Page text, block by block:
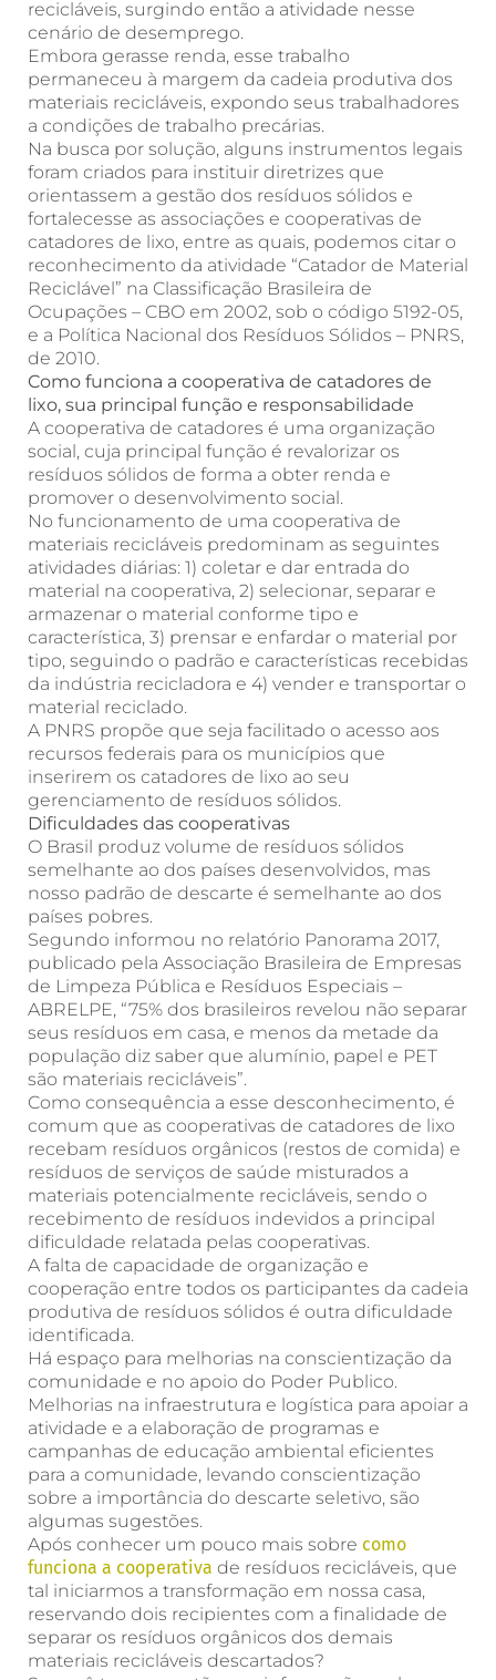
recicláveis, surgindo então a atividade nesse
cenário de desemprego.
Embora gerasse renda, esse trabalho
permaneceu à margem da cadeia produtiva dos
materiais recicláveis, expondo seus trabalhadores
a condições de trabalho precárias.
Na busca por solução, alguns instrumentos legais
foram criados para instituir diretrizes que
orientassem a gestão dos resíduos sólidos e
fortalecesse as associações e cooperativas de
catadores de lixo, entre as quais, podemos citar o
reconhecimento da atividade “Catador de Material
Reciclável” na Classificação Brasileira de
Ocupações – CBO em 2002, sob o código 5192-05,
e a Política Nacional dos Resíduos Sólidos – PNRS,
de 2010.
Como funciona a cooperativa de catadores de
lixo, sua principal função e responsabilidade
A cooperativa de catadores é uma organização
social, cuja principal função é revalorizar os
resíduos sólidos de forma a obter renda e
promover o desenvolvimento social.
No funcionamento de uma cooperativa de
materiais recicláveis predominam as seguintes
atividades diárias: 1) coletar e dar entrada do
material na cooperativa, 2) selecionar, separar e
armazenar o material conforme tipo e
característica, 3) prensar e enfardar o material por
tipo, seguindo o padrão e características recebidas
da indústria recicladora e 4) vender e transportar o
material reciclado.
A PNRS propõe que seja facilitado o acesso aos
recursos federais para os municípios que
inserirem os catadores de lixo ao seu
gerenciamento de resíduos sólidos.
Dificuldades das cooperativas
O Brasil produz volume de resíduos sólidos
semelhante ao dos países desenvolvidos, mas
nosso padrão de descarte é semelhante ao dos
países pobres.
Segundo informou no relatório Panorama 2017,
publicado pela Associação Brasileira de Empresas
de Limpeza Pública e Resíduos Especiais –
ABRELPE, “75% dos brasileiros revelou não separar
seus resíduos em casa, e menos da metade da
população diz saber que alumínio, papel e PET
são materiais recicláveis”.
Como consequência a esse desconhecimento, é
comum que as cooperativas de catadores de lixo
recebam resíduos orgânicos (restos de comida) e
resíduos de serviços de saúde misturados a
materiais potencialmente recicláveis, sendo o
recebimento de resíduos indevidos a principal
dificuldade relatada pelas cooperativas.
A falta de capacidade de organização e
cooperação entre todos os participantes da cadeia
produtiva de resíduos sólidos é outra dificuldade
identificada.
Há espaço para melhorias na conscientização da
comunidade e no apoio do Poder Publico.
Melhorias na infraestrutura e logística para apoiar a
atividade e a elaboração de programas e
campanhas de educação ambiental eficientes
para a comunidade, levando conscientização
sobre a importância do descarte seletivo, são
algumas sugestões.
Após conhecer um pouco mais sobre como
funciona a cooperativa de resíduos recicláveis, que
tal iniciarmos a transformação em nossa casa,
reservando dois recipientes com a finalidade de
separar os resíduos orgânicos dos demais
materiais recicláveis descartados?